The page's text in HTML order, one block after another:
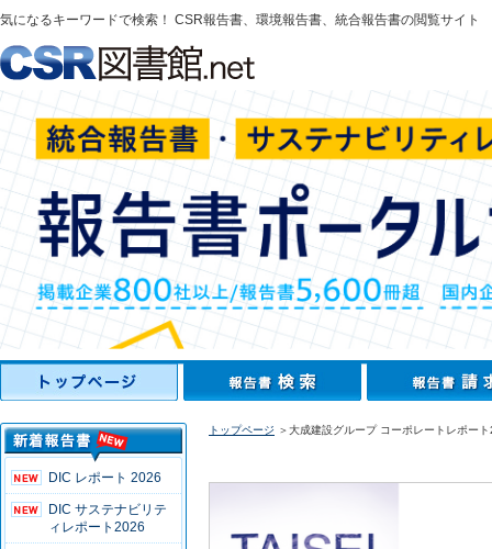
気になるキーワードで検索！ CSR報告書、環境報告書、統合報告書の閲覧サイト
DIC レポート 2026
DIC サステナビリテ
ィレポート2026
トップページ ＞大成建設グループ コーポレートレポー